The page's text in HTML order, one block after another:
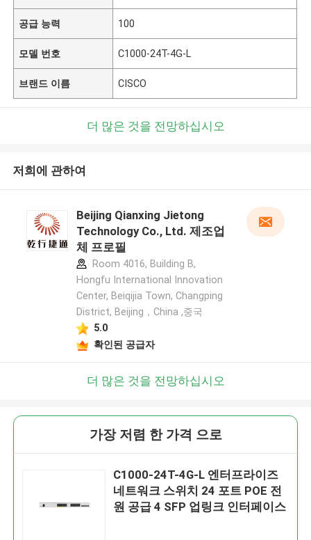
공급 능력 100
모델 번호 C1000-24T-4G-L
브랜드 이름 CISCO
더 많은 것을 전망하십시오
저희에 관하여
Beijing Qianxing Jietong
Technology Co., Ltd. 제조업
체 프로필
Room 4016, Building B,
Hongfu International Innovation
Center, Beiqijia Town, Changping
District, Beijing，China ,중국
5.0
확인된 공급자
더 많은 것을 전망하십시오
가장 저렴 한 가격 으로
C1000-24T-4G-L 엔터프라이즈
네트워크 스위치 24 포트 POE 전
원 공급 4 SFP 업링크 인터페이스